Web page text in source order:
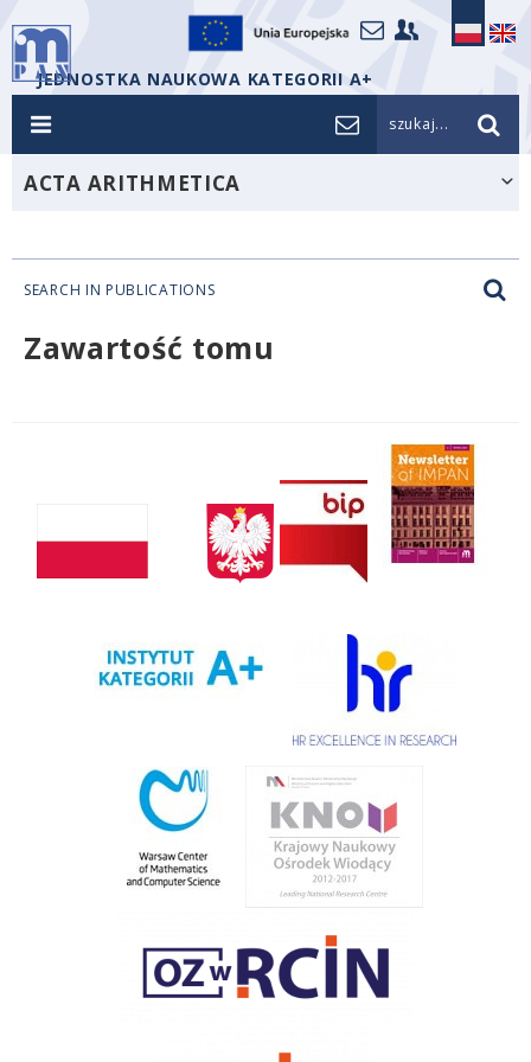
JEDNOSTKA NAUKOWA KATEGORII A+
szukaj...
ACTA ARITHMETICA
SEARCH IN PUBLICATIONS
Zawartość tomu